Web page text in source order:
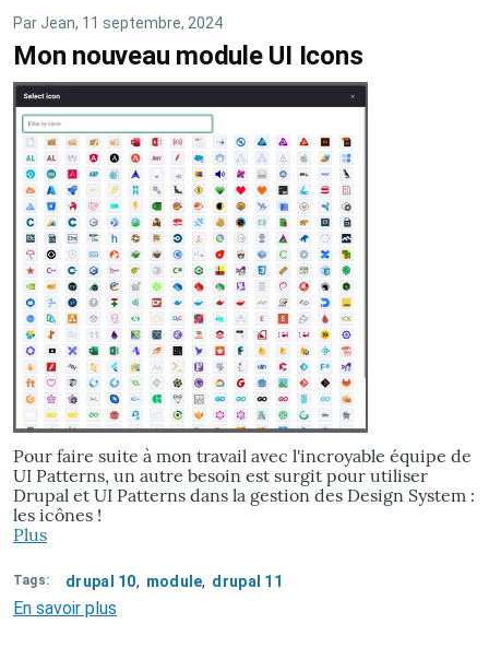
construction
de
sites
Drupal
l'aventure
Display
Builder
Par Jean, 11 septembre, 2024
Mon nouveau module UI Icons
Pour faire suite à mon travail avec l'incroyable équipe de
UI Patterns, un autre besoin est surgit pour utiliser
Drupal et UI Patterns dans la gestion des Design System :
les icônes !
Plus
Tags drupal 10 module drupal 11
En savoir plus